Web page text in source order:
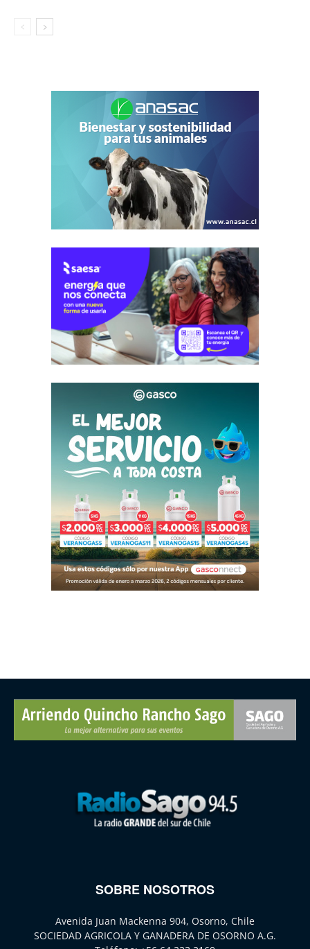
SOBRE NOSOTROS
Avenida Juan Mackenna 904, Osorno, Chile
SOCIEDAD AGRICOLA Y GANADERA DE OSORNO A.G.